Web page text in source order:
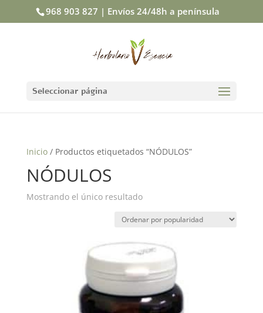
968 903 827 | Envíos 24/48h a península
Seleccionar página
Inicio/ Productos etiquetados “NÓDULOS”
NÓDULOS
Mostrando el único resultado